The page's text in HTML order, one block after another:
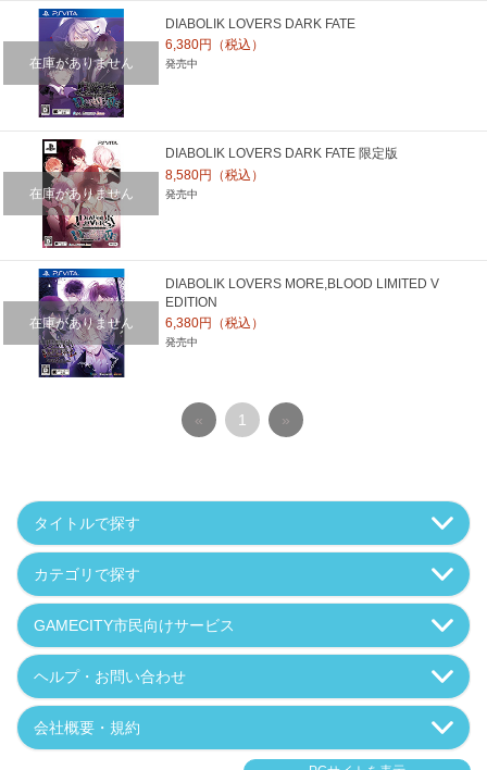
在庫がありません
DIABOLIK LOVERS DARK FATE
6,380円（税込）
発売中
在庫がありません
DIABOLIK LOVERS DARK FATE 限定版
8,580円（税込）
発売中
在庫がありません
DIABOLIK LOVERS MORE,BLOOD LIMITED V
EDITION
6,380円（税込）
発売中
« 1 »
タイトルで探す
カテゴリで探す
GAMECITY市民向けサービス
ヘルプ・お問い合わせ
会社概要・規約